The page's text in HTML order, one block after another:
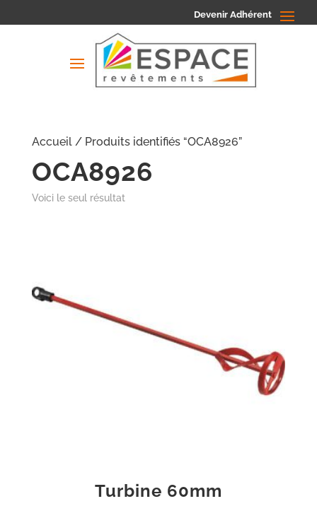
Devenir Adhérent
Accueil/ Produits identifiés “OCA8926”
OCA8926
Voici le seul résultat
Turbine 60mm